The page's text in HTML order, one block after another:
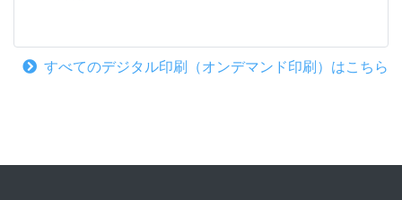
すべてのデジタル印刷（オンデマンド印刷）はこちら